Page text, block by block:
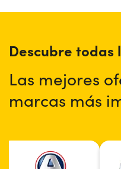
Descubre todas
Las mejores
marcas más